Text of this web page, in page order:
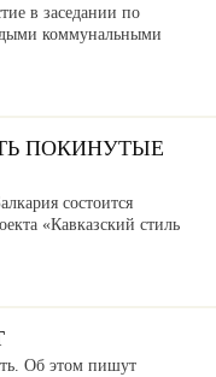
в заседании по
коммунальными
ПОКИНУТЫЕ
состоится
«Кавказский стиль
Об этом пишут